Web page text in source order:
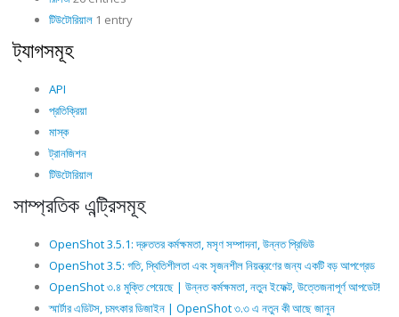
টিউটোরিয়াল 1 entry
ট্যাগসমূহ
API
প্রতিক্রিয়া
মাস্ক
ট্রানজিশন
টিউটোরিয়াল
সাম্প্রতিক এন্ট্রিসমূহ
OpenShot 3.5.1: দ্রুততর কর্মক্ষমতা, মসৃণ সম্পাদনা, উন্নত প্রিভিউ
OpenShot 3.5: গতি, স্থিতিশীলতা এবং সৃজনশীল নিয়ন্ত্রণের জন্য একটি বড় আপগ্রেড
OpenShot ৩.৪ মুক্তি পেয়েছে | উন্নত কর্মক্ষমতা, নতুন ইফেক্ট, উত্তেজনাপূর্ণ আপডেট!
স্মার্টার এডিটস, চমৎকার ডিজাইন | OpenShot ৩.৩ এ নতুন কী আছে জানুন